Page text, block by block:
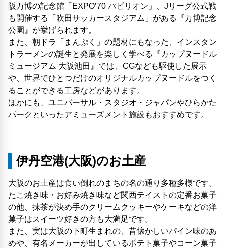
阪万博の記念館「EXPO’70 パビリオン」、Jリーグ公式戦
も開催する「吹田サッカースタジアム」がある『万博記念
公園』が挙げられます。
また、朝ドラ「まんぷく」の題材にもなった、インスタン
トラーメンの誕生と発展を楽しく学べる『カップヌードル
ミュージアム 大阪池田』では、CGなども駆使した展示
や、世界でひとつだけのオリジナルカップヌードルをつく
ることができる工房などがあります。
ほかにも、ユニバーサル・スタジオ・ジャパンやひらかた
パークといったアミューズメント施設もおすすめです。
伊丹空港(大阪)のお土産
大阪のお土産は食い倒れのまちの名の通り多種多様です。
たこ焼き味・お好み焼き味など関西テイストの定番お菓子
の他、抹茶が決め手のクリームクッキーやケーキなどの洋
菓子はスイーツ好きの方も大満足です。
また、実は大阪の下町生まれの、昔懐かしいパイン味のあ
めや、有名メーカーが出しているポテト菓子やコーン菓子